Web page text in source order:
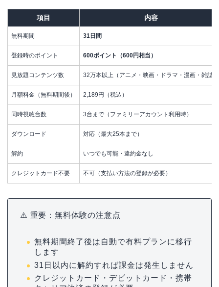
項目 内容
無料期間 31日間
登録時のポイント 600ポイント（600円相当）
見放題コンテンツ数 32万本以上（アニメ・映画・ドラマ・漫画・雑誌）
月額料金（無料期間後） 2,189円（税込）
同時視聴台数 3台まで（ファミリーアカウント利用時）
ダウンロード 対応（最大25本まで）
解約 いつでも可能・違約金なし
クレジットカード不要 不可（支払い方法の登録が必要）
⚠️ 重要：無料体験の注意点
無料期間終了後は自動で有料プランに移行
します
31日以内に解約すれば課金は発生しません
クレジットカード・デビットカード・携帯